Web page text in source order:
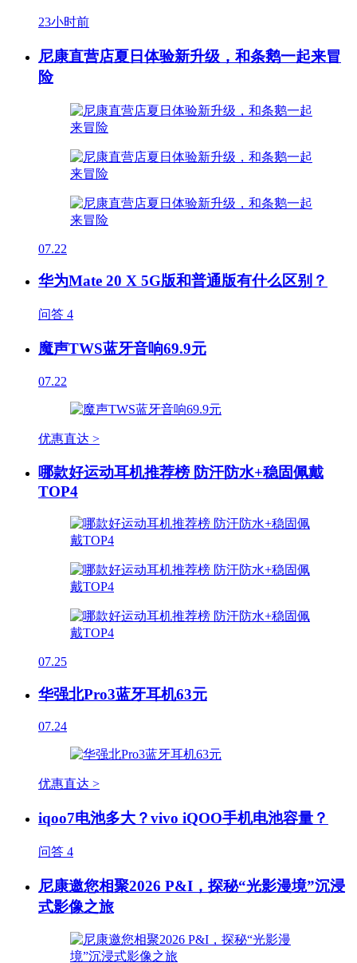
23小时前
尼康直营店夏日体验新升级，和条鹅一起来冒
险
07.22
华为Mate 20 X 5G版和普通版有什么区别？
问答 4
魔声TWS蓝牙音响69.9元
07.22
优惠直达 >
哪款好运动耳机推荐榜 防汗防水+稳固佩戴
TOP4
07.25
华强北Pro3蓝牙耳机63元
07.24
优惠直达 >
iqoo7电池多大？vivo iQOO手机电池容量？
问答 4
尼康邀您相聚2026 P&I，探秘“光影漫境”沉浸
式影像之旅